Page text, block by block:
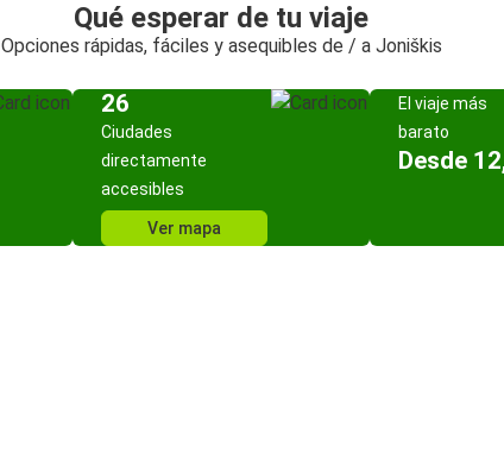
Qué esperar de tu viaje
Opciones rápidas, fáciles y asequibles de / a Joniškis
26
Ciudades
directamente
accesibles
Ver mapa
El viaje más
barato
Desde